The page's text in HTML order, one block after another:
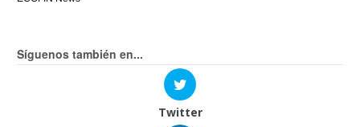
Síguenos también en...
Twitter